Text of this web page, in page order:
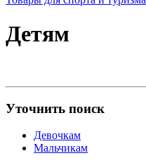
Детям
Уточнить поиск
Девочкам
Мальчикам